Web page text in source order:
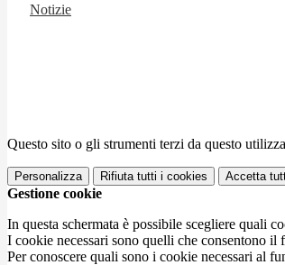
Notizie
Questo sito o gli strumenti terzi da questo
Personalizza Rifiuta tutti i cookies Accetta
Gestione cookie
In questa schermata è possibile scegliere quali
I cookie necessari sono quelli che consentono
Per conoscere quali sono i cookie necessari al